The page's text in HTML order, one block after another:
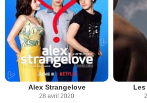
Alex Strangelove
28 avril 2020